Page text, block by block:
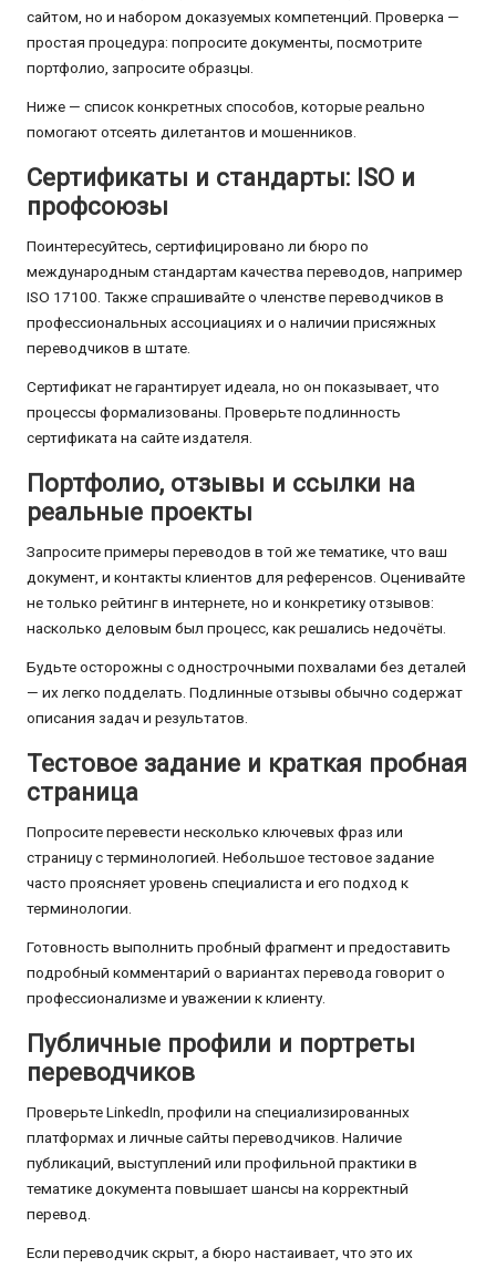
сайтом, но и набором доказуемых компетенций. Проверка —
простая процедура: попросите документы, посмотрите
портфолио, запросите образцы.
Ниже — список конкретных способов, которые реально
помогают отсеять дилетантов и мошенников.
Сертификаты и стандарты: ISO и
профсоюзы
Поинтересуйтесь, сертифицировано ли бюро по
международным стандартам качества переводов, например
ISO 17100. Также спрашивайте о членстве переводчиков в
профессиональных ассоциациях и о наличии присяжных
переводчиков в штате.
Сертификат не гарантирует идеала, но он показывает, что
процессы формализованы. Проверьте подлинность
сертификата на сайте издателя.
Портфолио, отзывы и ссылки на
реальные проекты
Запросите примеры переводов в той же тематике, что ваш
документ, и контакты клиентов для референсов. Оценивайте
не только рейтинг в интернете, но и конкретику отзывов:
насколько деловым был процесс, как решались недочёты.
Будьте осторожны с однострочными похвалами без деталей
— их легко подделать. Подлинные отзывы обычно содержат
описания задач и результатов.
Тестовое задание и краткая пробная
страница
Попросите перевести несколько ключевых фраз или
страницу с терминологией. Небольшое тестовое задание
часто проясняет уровень специалиста и его подход к
терминологии.
Готовность выполнить пробный фрагмент и предоставить
подробный комментарий о вариантах перевода говорит о
профессионализме и уважении к клиенту.
Публичные профили и портреты
переводчиков
Проверьте LinkedIn, профили на специализированных
платформах и личные сайты переводчиков. Наличие
публикаций, выступлений или профильной практики в
тематике документа повышает шансы на корректный
перевод.
Если переводчик скрыт, а бюро настаивает, что это их